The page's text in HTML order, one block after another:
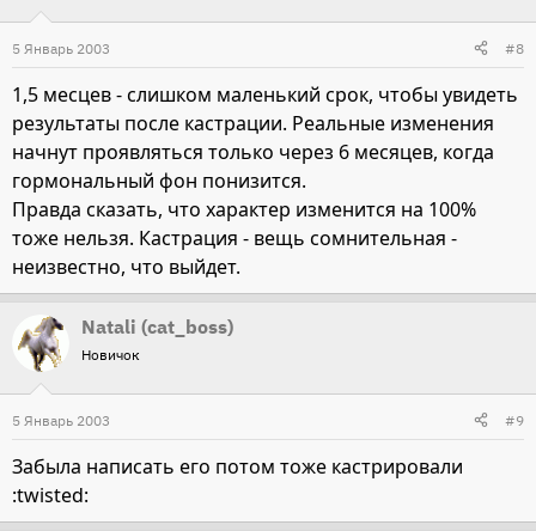
5 Январь 2003 #8
1,5 месцев - слишком маленький срок, чтобы увидеть
результаты после кастрации. Реальные изменения
начнут проявляться только через 6 месяцев, когда
гормональный фон понизится.
Правда сказать, что характер изменится на 100%
тоже нельзя. Кастрация - вещь сомнительная -
неизвестно, что выйдет.
Natali (cat_boss)
Новичок
5 Январь 2003 #9
Забыла написать его потом тоже кастрировали
:twisted: